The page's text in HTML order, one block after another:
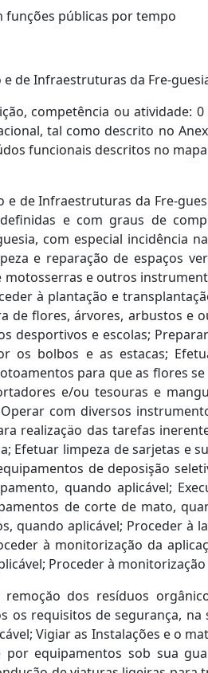
públicas por tempo
e de Infraestruturas da Fre-
competência ou atividade:
tal como descrito no
funcionais descritos no
e de Infraestruturas da Fre-
e com graus de
com especial incidência
e reparação de espaços
e outros
à plantação e
flores, árvores, arbustos e
desportivos e escolas;
os bolbos e as estacas;
para que as flores
e/ou tesouras e
com diversos
realizaçäo das tarefas
Efetuar limpeza de sarjetas e
de deposişão
quando aplicável;
de corte de mato,
quando aplicável; Proceder à
à monitorização da
Proceder à
dos resíduos
requisitos de segurança, na
Vigiar as Instalações e o
por equipamentos sob sua